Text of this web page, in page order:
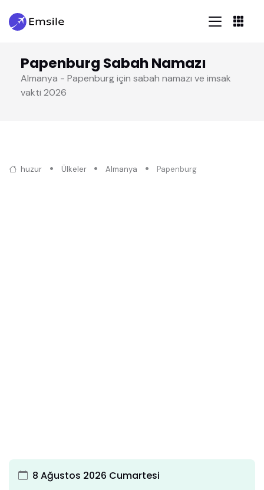
Papenburg Sabah Namazı
Almanya - Papenburg için sabah namazı ve imsak
vakti 2026
huzur Ülkeler Almanya Papenburg
8 Ağustos 2026 Cumartesi